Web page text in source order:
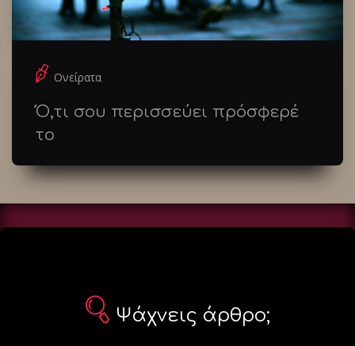
Ονείρατα
Ό,τι σου περισσεύει πρόσφερέ
το
Ψάχνεις άρθρο;